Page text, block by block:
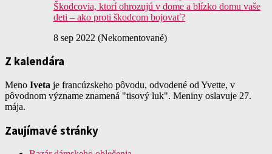
Škodcovia, ktorí ohrozujú v dome a blízko domu vaše
deti – ako proti škodcom bojovať?
8 sep 2022 (Nekomentované)
Z kalendára
Meno Iveta je francúzskeho pôvodu, odvodené od Yvette, v
pôvodnom význame znamená "tisový luk". Meniny oslavuje 27.
mája.
Zaujímavé stránky